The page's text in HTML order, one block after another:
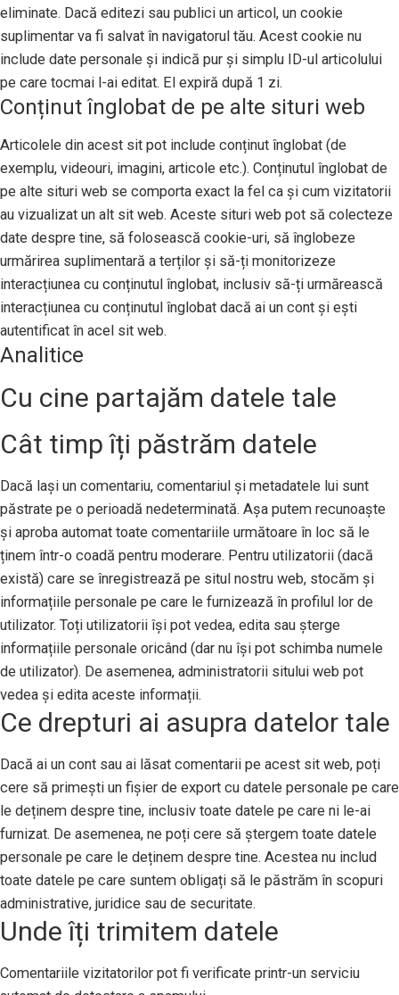
eliminate. Dacă editezi sau publici un articol, un cookie
suplimentar va fi salvat în navigatorul tău. Acest cookie nu
include date personale și indică pur și simplu ID-ul articolului
pe care tocmai l-ai editat. El expiră după 1 zi.
Conținut înglobat de pe alte situri web
Articolele din acest sit pot include conținut înglobat (de
exemplu, videouri, imagini, articole etc.). Conținutul înglobat de
pe alte situri web se comporta exact la fel ca și cum vizitatorii
au vizualizat un alt sit web. Aceste situri web pot să colecteze
date despre tine, să folosească cookie-uri, să înglobeze
urmărirea suplimentară a terților și să-ți monitorizeze
interacțiunea cu conținutul înglobat, inclusiv să-ți urmărească
interacțiunea cu conținutul înglobat dacă ai un cont și ești
autentificat în acel sit web.
Analitice
Cu cine partajăm datele tale
Cât timp îți păstrăm datele
Dacă lași un comentariu, comentariul și metadatele lui sunt
păstrate pe o perioadă nedeterminată. Așa putem recunoaște
și aproba automat toate comentariile următoare în loc să le
ținem într-o coadă pentru moderare. Pentru utilizatorii (dacă
există) care se înregistrează pe situl nostru web, stocăm și
informațiile personale pe care le furnizează în profilul lor de
utilizator. Toți utilizatorii își pot vedea, edita sau șterge
informațiile personale oricând (dar nu își pot schimba numele
de utilizator). De asemenea, administratorii sitului web pot
vedea și edita aceste informații.
Ce drepturi ai asupra datelor tale
Dacă ai un cont sau ai lăsat comentarii pe acest sit web, poți
cere să primești un fișier de export cu datele personale pe care
le deținem despre tine, inclusiv toate datele pe care ni le-ai
furnizat. De asemenea, ne poți cere să ștergem toate datele
personale pe care le deținem despre tine. Acestea nu includ
toate datele pe care suntem obligați să le păstrăm în scopuri
administrative, juridice sau de securitate.
Unde îți trimitem datele
Comentariile vizitatorilor pot fi verificate printr-un serviciu